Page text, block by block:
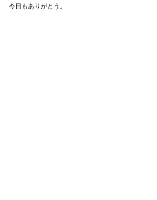
今日もありがとう。